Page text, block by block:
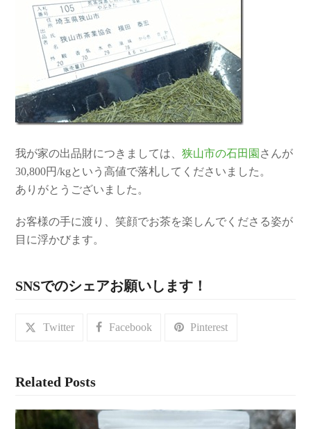
我が家の出品財につきましては、狭山市の石田園 さんが
30,800円/kgという高値で落札してくださいました。
ありがとうございました。
お客様の手に渡り、笑顔でお茶を楽しんでくださる姿が
目に浮かびます。
SNSでのシェアお願いします！
Twitter Facebook Pinterest
Related Posts